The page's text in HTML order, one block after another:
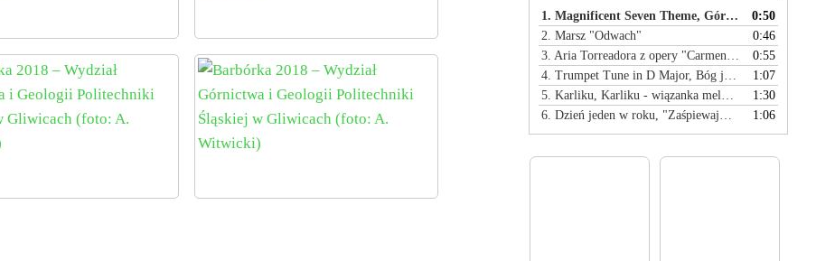
dźwiękowych
góry
oraz
do
dołu
aby
zwiększyć
zmniejszyć
1. Magnificent Seven Theme, Górnicze interpretacje
0:50
2. Marsz "Odwach"
0:46
3. Aria Torreadora z opery "Carmen" - Od marsza do klasyki
0:55
4. Trumpet Tune in D Major, Bóg jest miłością
1:07
5. Karliku, Karliku - wiązanka melodii śląskich
1:30
6. Dzień jeden w roku, "Zaśpiewajmy kolędę"
1:06